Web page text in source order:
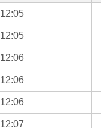
12:05
12:05
12:06
12:06
12:06
12:07